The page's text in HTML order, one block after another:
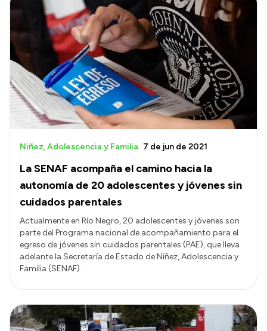
La SENAF acompaña el camino hacia la
autonomía de 20 adolescentes y jóvenes sin
cuidados parentales
Niñez, Adolescencia y Familia 7 de jun de 2021
Actualmente en Río Negro, 20 adolescentes y jóvenes son
parte del Programa nacional de acompañamiento para el
egreso de jóvenes sin cuidados parentales (PAE), que lleva
adelante la Secretaría de Estado de Niñez, Adolescencia y
Familia (SENAF).